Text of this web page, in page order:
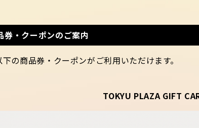
・クーポンのご案内
の商品券・クーポンがご利用いただけます。
TOKYU PLAZA GIFT